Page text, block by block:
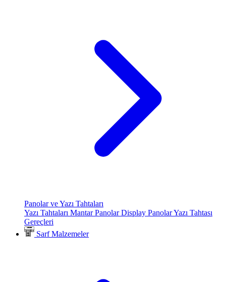
Panolar ve Yazı Tahtaları
Yazı Tahtaları Mantar PanolarDisplay PanolarYazı Tahtası
Gereçleri
Sarf Malzemeler